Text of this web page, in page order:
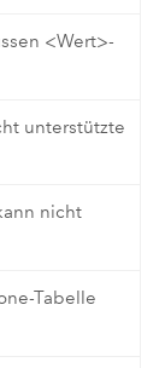
<Wert>-
unterstützte
nicht
Tabelle